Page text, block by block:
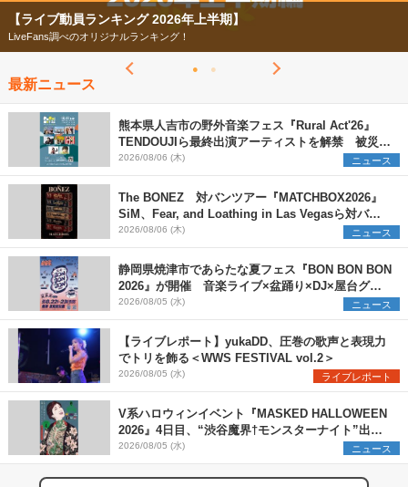
【ライブ動員ランキング 2026年上半期】
LiveFans調べのオリジナルランキング！
最新ニュース
熊本県人吉市の野外音楽フェス『Rural Act'26』
TENDOUJIら最終出演アーティストを解禁 被災地
支援プロジェクトの始動も発表
2026/08/06 (木) ニュース
The BONEZ 対バンツアー『MATCHBOX2026』
SiM、Fear, and Loathing in Las Vegasら対バン
アーティストを一斉解禁
2026/08/06 (木) ニュース
静岡県焼津市であらたな夏フェス『BON BON BON
2026』が開催 音楽ライブ×盆踊り×DJ×屋台グル
メ×ランタンナイトで彩る2日間
2026/08/05 (水) ニュース
【ライブレポート】yukaDD、圧巻の歌声と表現力
でトリを飾る＜WWS FESTIVAL vol.2＞
2026/08/05 (水) ライブレポート
V系ハロウィンイベント『MASKED HALLOWEEN
2026』4日目、“渋谷魔界†モンスターナイト”出演6
組を発表
2026/08/05 (水) ニュース